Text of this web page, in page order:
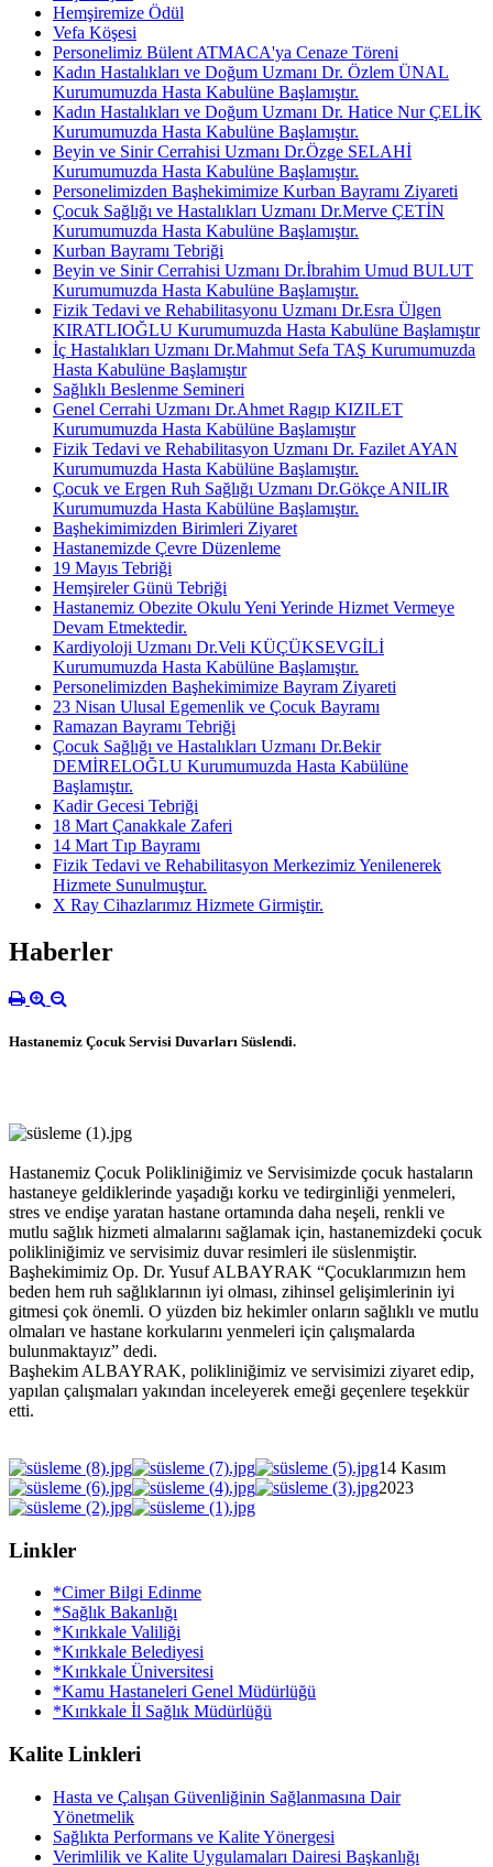
Hemşiremize Ödül
Vefa Köşesi
Personelimiz Bülent ATMACA'ya Cenaze Töreni
Kadın Hastalıkları ve Doğum Uzmanı Dr. Özlem ÜNAL
Kurumumuzda Hasta Kabulüne Başlamıştır.
Kadın Hastalıkları ve Doğum Uzmanı Dr. Hatice Nur ÇELİK
Kurumumuzda Hasta Kabulüne Başlamıştır.
Beyin ve Sinir Cerrahisi Uzmanı Dr.Özge SELAHİ
Kurumumuzda Hasta Kabulüne Başlamıştır.
Personelimizden Başhekimimize Kurban Bayramı Ziyareti
Çocuk Sağlığı ve Hastalıkları Uzmanı Dr.Merve ÇETİN
Kurumumuzda Hasta Kabulüne Başlamıştır.
Kurban Bayramı Tebriği
Beyin ve Sinir Cerrahisi Uzmanı Dr.İbrahim Umud BULUT
Kurumumuzda Hasta Kabulüne Başlamıştır.
Fizik Tedavi ve Rehabilitasyonu Uzmanı Dr.Esra Ülgen
KIRATLIOĞLU Kurumumuzda Hasta Kabulüne Başlamıştır
İç Hastalıkları Uzmanı Dr.Mahmut Sefa TAŞ Kurumumuzda
Hasta Kabulüne Başlamıştır
Sağlıklı Beslenme Semineri
Genel Cerrahi Uzmanı Dr.Ahmet Ragıp KIZILET
Kurumumuzda Hasta Kabülüne Başlamıştır
Fizik Tedavi ve Rehabilitasyon Uzmanı Dr. Fazilet AYAN
Kurumumuzda Hasta Kabülüne Başlamıştır.
Çocuk ve Ergen Ruh Sağlığı Uzmanı Dr.Gökçe ANILIR
Kurumumuzda Hasta Kabülüne Başlamıştır.
Başhekimimizden Birimleri Ziyaret
Hastanemizde Çevre Düzenleme
19 Mayıs Tebriği
Hemşireler Günü Tebriği
Hastanemiz Obezite Okulu Yeni Yerinde Hizmet Vermeye
Devam Etmektedir.
Kardiyoloji Uzmanı Dr.Veli KÜÇÜKSEVGİLİ
Kurumumuzda Hasta Kabülüne Başlamıştır.
Personelimizden Başhekimimize Bayram Ziyareti
23 Nisan Ulusal Egemenlik ve Çocuk Bayramı
Ramazan Bayramı Tebriği
Çocuk Sağlığı ve Hastalıkları Uzmanı Dr.Bekir
DEMİRELOĞLU Kurumumuzda Hasta Kabülüne
Başlamıştır.
Kadir Gecesi Tebriği
18 Mart Çanakkale Zaferi
14 Mart Tıp Bayramı
Fizik Tedavi ve Rehabilitasyon Merkezimiz Yenilenerek
Hizmete Sunulmuştur.
X Ray Cihazlarımız Hizmete Girmiştir.
Haberler
Hastanemiz Çocuk Servisi Duvarları Süslendi.
Hastanemiz Çocuk Polikliniğimiz ve Servisimizde çocuk hastaların
hastaneye geldiklerinde yaşadığı korku ve tedirginliği yenmeleri,
stres ve endişe yaratan hastane ortamında daha neşeli, renkli ve
mutlu sağlık hizmeti almalarını sağlamak için, hastanemizdeki çocuk
polikliniğimiz ve servisimiz duvar resimleri ile süslenmiştir.
Başhekimimiz Op. Dr. Yusuf ALBAYRAK “Çocuklarımızın hem
beden hem ruh sağlıklarının iyi olması, zihinsel gelişimlerinin iyi
gitmesi çok önemli. O yüzden biz hekimler onların sağlıklı ve mutlu
olmaları ve hastane korkularını yenmeleri için çalışmalarda
bulunmaktayız” dedi.
Başhekim ALBAYRAK, polikliniğimiz ve servisimizi ziyaret edip,
yapılan çalışmaları yakından inceleyerek emeği geçenlere teşekkür
etti.
14 Kasım
2023
Linkler
*Cimer Bilgi Edinme
*Sağlık Bakanlığı
*Kırıkkale Valiliği
*Kırıkkale Belediyesi
*Kırıkkale Üniversitesi
*Kamu Hastaneleri Genel Müdürlüğü
*Kırıkkale İl Sağlık Müdürlüğü
Kalite Linkleri
Hasta ve Çalışan Güvenliğinin Sağlanmasına Dair
Yönetmelik
Sağlıkta Performans ve Kalite Yönergesi
Verimlilik ve Kalite Uygulamaları Dairesi Başkanlığı